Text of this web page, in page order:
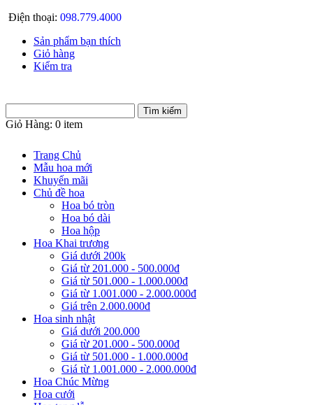
Điện thoại: 098.779.4000
Sản phẩm bạn thích
Giỏ hàng
Kiểm tra
Giỏ Hàng: 0 item
Trang Chủ
Mẫu hoa mới
Khuyến mãi
Chủ đề hoa
Hoa bó tròn
Hoa bó dài
Hoa hộp
Hoa Khai trương
Giá dưới 200k
Giá từ 201.000 - 500.000đ
Giá từ 501.000 - 1.000.000đ
Giá từ 1.001.000 - 2.000.000đ
Giá trên 2.000.000đ
Hoa sinh nhật
Giá dưới 200.000
Giá từ 201.000 - 500.000đ
Giá từ 501.000 - 1.000.000đ
Giá từ 1.001.000 - 2.000.000đ
Hoa Chúc Mừng
Hoa cưới